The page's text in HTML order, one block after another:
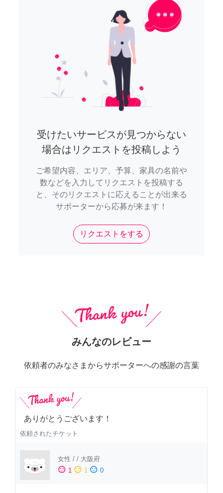
受けたいサービスが見つからない
場合はリクエストを投稿しよう
ご希望内容、エリア、予算、家具の名前や
数などを入力してリクエストを投稿する
と、そのリクエストに応えることが出来る
サポーターから応募が来ます！
リクエストをする
みんなのレビュー
依頼者のみなさまからサポーターへの感謝の言葉
ありがとうございます！
依頼されたチケット
女性 / / 大阪府
sentiment_satisfied 1 sentiment_neutral 1 sentiment_dissatisfied 0